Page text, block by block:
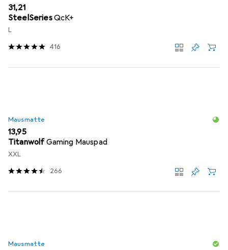
EUR
31,21
SteelSeriesQcK+
L
416
Mausmatte
EUR
13,95
TitanwolfGaming Mauspad
XXL
266
Mausmatte